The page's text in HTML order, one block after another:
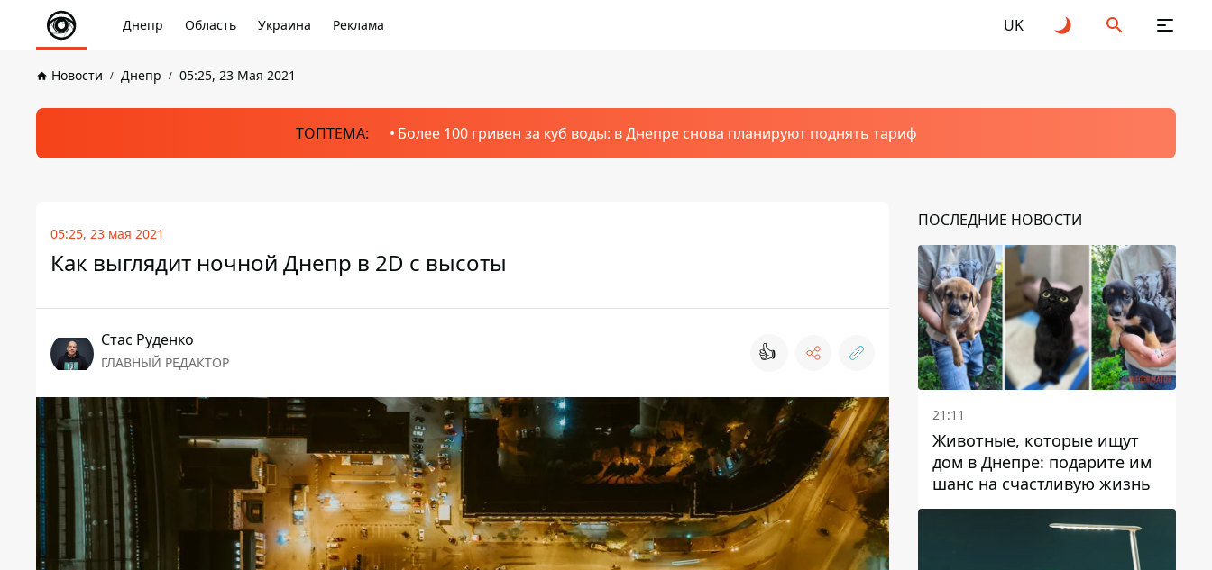
Днепр Область Украина Реклама UK
Новости Днепр 05:25, 23 Мая 2021
ТОПТЕМА: Более 100 гривен за куб воды: в Днепре снова планируют поднять тариф
05:25, 23 мая 2021
Как выглядит ночной Днепр в 2D с высоты
Стаc Руденко
ГЛАВНЫЙ РЕДАКТОР 👍
ПОСЛЕДНИЕ НОВОСТИ
21:11
Животные, которые ищут
дом в Днепре: подарите им
шанс на счастливую жизнь